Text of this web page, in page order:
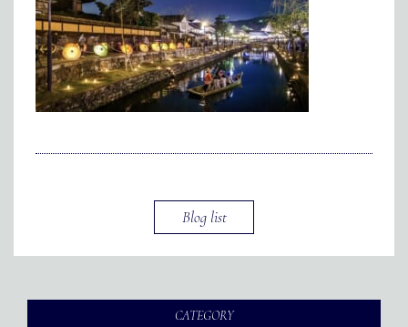
メディア掲載アクセス 会社情報
代表メッセージ
JP EN
Blog list
CATEGORY